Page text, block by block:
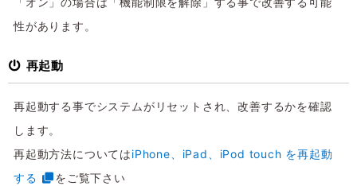
性があります。
再起動
再起動する事でシステムがリセットされ、改善するかを確認
します。
再起動方法についてはiPhone、iPad、iPod touch を再起動
する
をご覧下さい